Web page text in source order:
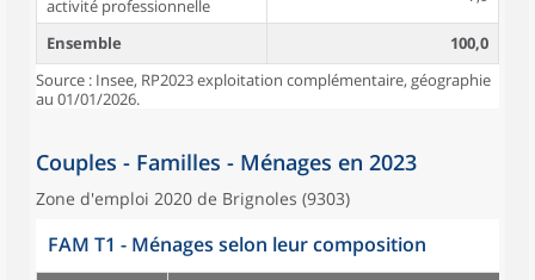
activité professionnelle
Ensemble
100,0
Source : Insee, RP2023 exploitation complémentaire, géographie
au 01/01/2026.
Couples - Familles - Ménages en 2023
Zone d'emploi 2020 de Brignoles (9303)
FAM T1 - Ménages selon leur composition